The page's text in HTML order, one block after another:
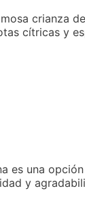
crianza
cítricas y
es una
y